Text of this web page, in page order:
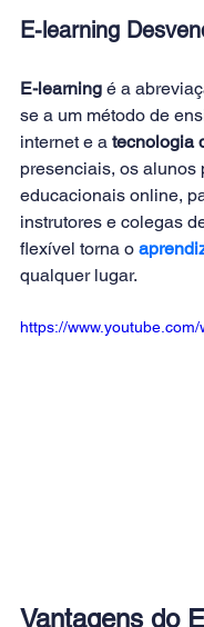
E-learning
E-learning é a
se a um método de
internet e a tecnologia
presenciais, os alunos
educacionais online,
instrutores e colegas
flexível torna o
qualquer lugar.
https://
Vantagens do